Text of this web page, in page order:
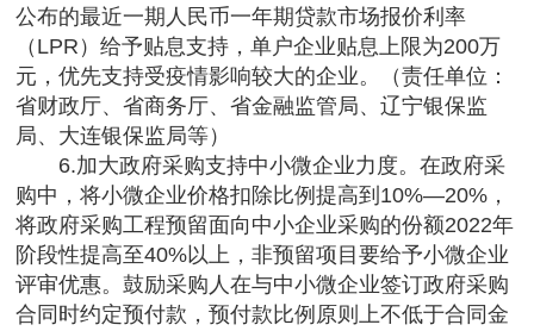
公布的最近一期人民币一年期贷款市场报价利率
（LPR）给予贴息支持，单户企业贴息上限为200万
元，优先支持受疫情影响较大的企业。（责任单位：
省财政厅、省商务厅、省金融监管局、辽宁银保监
局、大连银保监局等）
6.加大政府采购支持中小微企业力度。在政府采
购中，将小微企业价格扣除比例提高到10%—20%，
将政府采购工程预留面向中小企业采购的份额2022年
阶段性提高至40%以上，非预留项目要给予小微企业
评审优惠。鼓励采购人在与中小微企业签订政府采购
合同时约定预付款，预付款比例原则上不低于合同金